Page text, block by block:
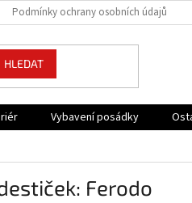
Podmínky ochrany osobních údajů
HLEDAT
Vybavení posádky
Ferodo